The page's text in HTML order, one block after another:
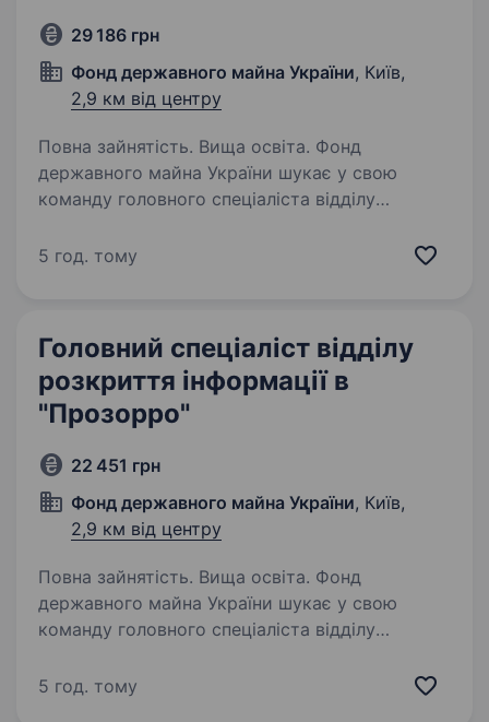
29 186 грн
Фонд державного майна України, Київ,
2,9 км від центру
Повна зайнятість. Вища освіта. Фонд
державного майна України шукає у свою
команду головного спеціаліста відділу
управління державними підприємствами
5 год. тому
Головний спеціаліст відділу
розкриття інформації в
"Прозорро"
22 451 грн
Фонд державного майна України, Київ,
2,9 км від центру
Повна зайнятість. Вища освіта. Фонд
державного майна України шукає у свою
команду головного спеціаліста відділу
супроводження процесів приватизації
5 год. тому